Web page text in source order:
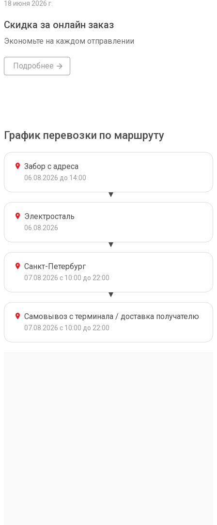
18 июня 2026 г.
Скидка за онлайн заказ
Экономьте на каждом отправлении
Подробнее
График перевозки по маршруту
Забор с адреса
06.08.2026 до 14:00
Электросталь
06.08.2026
Санкт-Петербург
07.08.2026 с 10:00 до 22:00
Самовывоз с терминала / доставка получателю
07.08.2026 с 10:00 до 22:00